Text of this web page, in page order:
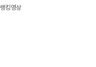
랭킹영상